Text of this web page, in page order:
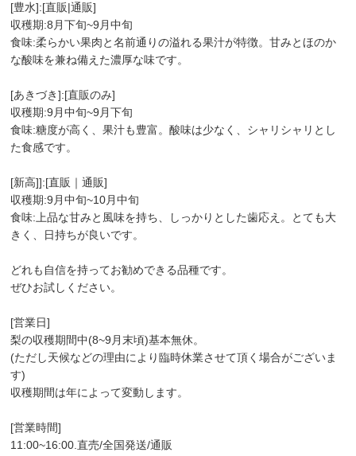
[豊水]:[直販|通販]
収穫期:8月下旬~9月中旬
食味:柔らかい果肉と名前通りの溢れる果汁が特徴。甘みとほのか
な酸味を兼ね備えた濃厚な味です。
[あきづき]:[直販のみ]
収穫期:9月中旬~9月下旬
食味:糖度が高く、果汁も豊富。酸味は少なく、シャリシャリとし
た食感です。
[新高]]:[直販｜通販]
収穫期:9月中旬~10月中旬
食味:上品な甘みと風味を持ち、しっかりとした歯応え。とても大
きく、日持ちが良いです。
どれも自信を持ってお勧めできる品種です。
ぜひお試しください。
[営業日]
梨の収穫期間中(8~9月末頃)基本無休。
(ただし天候などの理由により臨時休業させて頂く場合がございま
す)
収穫期間は年によって変動します。
[営業時間]
11:00~16:00.直売/全国発送/通販